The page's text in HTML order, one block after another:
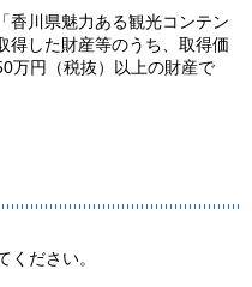
香川県魅力ある観光コンテン
得した財産等のうち、取得価
万円（税抜）以上の財産で
ください。